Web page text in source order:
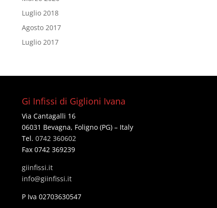
Luglio 2018
Agosto 2017
Luglio 2017
Gi Infissi di Giglioni Ivana
Via Cantagalli 16
06031 Bevagna, Foligno (PG) – Italy
Tel. 0742 360602
Fax 0742 369239
giinfissi.it
ti.issifniig
@ofni
P Iva 02703630547